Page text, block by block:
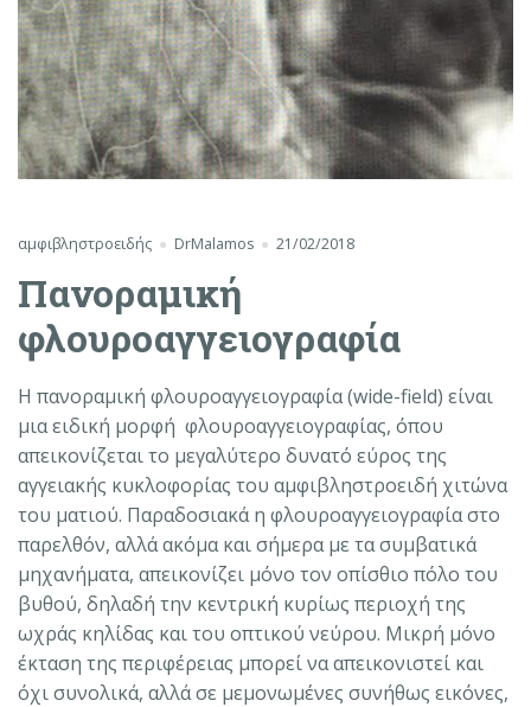
αμφιβληστροειδής DrMalamos 21/02/2018
Πανοραμική
φλουροαγγειογραφία
Η πανοραμική φλουροαγγειογραφία (wide-field) είναι
μια ειδική μορφή φλουροαγγειογραφίας, όπου
απεικονίζεται το μεγαλύτερο δυνατό εύρος της
αγγειακής κυκλοφορίας του αμφιβληστροειδή χιτώνα
του ματιού. Παραδοσιακά η φλουροαγγειογραφία στο
παρελθόν, αλλά ακόμα και σήμερα με τα συμβατικά
μηχανήματα, απεικονίζει μόνο τον οπίσθιο πόλο του
βυθού, δηλαδή την κεντρική κυρίως περιοχή της
ωχράς κηλίδας και του οπτικού νεύρου. Μικρή μόνο
έκταση της περιφέρειας μπορεί να απεικονιστεί και
όχι συνολικά, αλλά σε μεμονωμένες συνήθως εικόνες,